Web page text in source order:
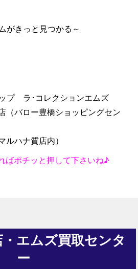
がきっと見つかる～
プ ラ･コレクションエムズ
（バロー豊橋ショッピングセン
ハナ質店内）
ポチッと押して下さいね♪
エムズ買取センタ
ー